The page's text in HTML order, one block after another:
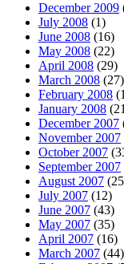
December 2009
July 2008 (1)
June 2008 (16)
May 2008 (22)
April 2008 (29)
March 2008 (27)
February 2008
January 2008
December 2007
November 2007
October 2007
September 2007
August 2007
July 2007 (12)
June 2007 (43)
May 2007 (35)
April 2007 (16)
March 2007 (44)